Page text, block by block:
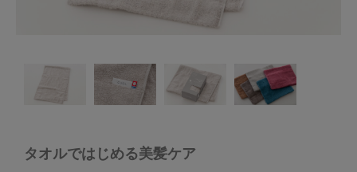
お買い物ガイド
当サイトについて
タオルではじめる美髪ケア